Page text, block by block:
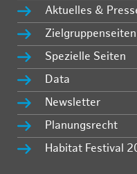
Aktuelles &
Zielgruppenseiten
Spezielle Seiten
Data
Newsletter
Planungsrecht
Habitat Festival